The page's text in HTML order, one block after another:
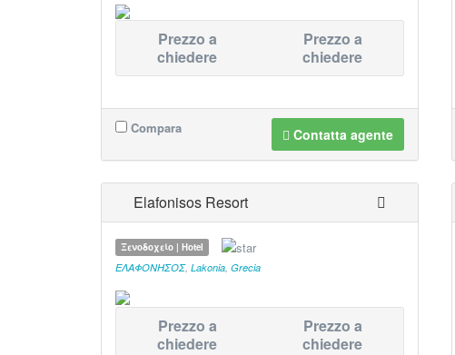
Prezzo a
chiedere
Prezzo a
chiedere
Contatta agente
Compara
Elafonisos Resort
Ξενοδοχείο | Hotel
ΕΛΑΦΟΝΗΣΟΣ, Lakonia Grecia
Prezzo a
chiedere
Prezzo a
chiedere